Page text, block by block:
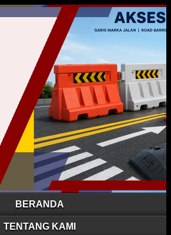
BERANDA
TENTANG KAMI